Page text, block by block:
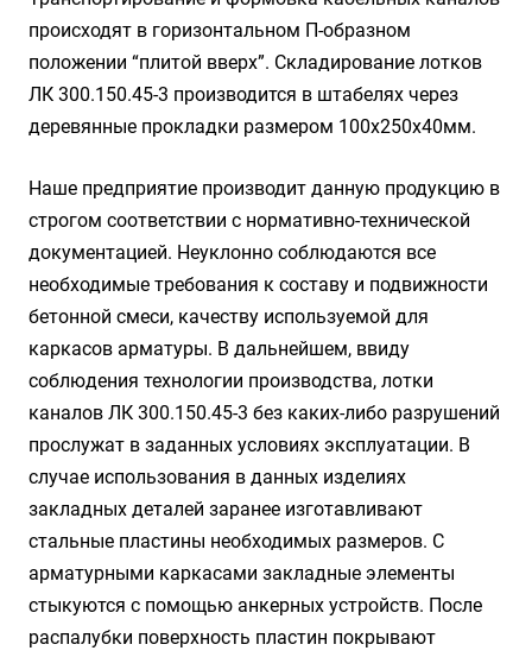
происходят в горизонтальном П-образном
положении “плитой вверх”. Складирование лотков
ЛК 300.150.45-3 производится в штабелях через
деревянные прокладки размером 100х250х40мм.
Наше предприятие производит данную продукцию в
строгом соответствии с нормативно-технической
документацией. Неуклонно соблюдаются все
необходимые требования к составу и подвижности
бетонной смеси, качеству используемой для
каркасов арматуры. В дальнейшем, ввиду
соблюдения технологии производства, лотки
каналов ЛК 300.150.45-3 без каких-либо разрушений
прослужат в заданных условиях эксплуатации. В
случае использования в данных изделиях
закладных деталей заранее изготавливают
стальные пластины необходимых размеров. С
арматурными каркасами закладные элементы
стыкуются с помощью анкерных устройств. После
распалубки поверхность пластин покрывают